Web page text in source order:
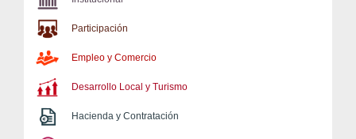
Participación
Empleo y Comercio
Desarrollo Local y Turismo
Hacienda y Contratación